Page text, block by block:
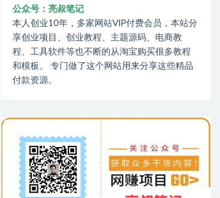
公众号：亮叔笔记
本人创业10年，多家网站VIP付费会员，本站分
享创业项目、创业教程、主题源码、电商教
程、工具软件等也不断的从淘宝购买很多教程
和模板。 专门做了这个网站用来分享这些精品
付款资源。